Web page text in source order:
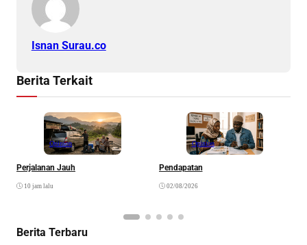
Isnan Surau.co
Berita Terkait
Opinion
Perjalanan Jauh
10 jam lalu
Opinion
Pendapatan
02/08/2026
Berita Terbaru